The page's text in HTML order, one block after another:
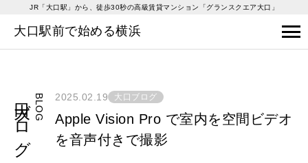
JR「大口駅」から、徒歩30秒の高級賃貸マンション「グランスクエア大口」
大口駅前で始める横浜
BLOG
大口ブログ 2025.02.19 大口ブログ
Apple Vision Pro で室内を空間ビデオ
を音声付きで撮影